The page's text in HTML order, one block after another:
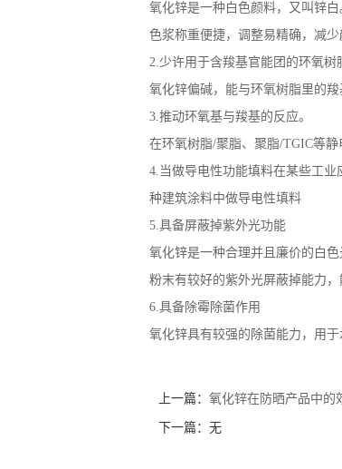
氧化锌是一种白色颜料，又叫锌
色浆称重便捷，调整易精确，减少
2.少许用于含羧基官能团的环氧树
氧化锌偏碱，能与环氧树脂里的
3.推动环氧基与羧基的反应。
在环氧树脂/聚脂、聚脂/TGIC等
4.当做导电性功能填料在某些工
种建筑涂料中做导电性填料
5.具备屏蔽掉紫外光功能
氧化锌是一种合理并且廉价的白
粉末有较好的紫外光屏蔽掉能力，
6.具备除霉除菌作用
氧化锌具有较强的除菌能力，用
上一篇： 氧化锌在防晒产品中的
下一篇：无